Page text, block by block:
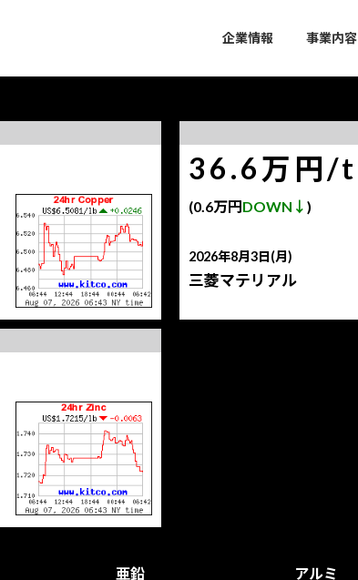
企業情報 事業内容
36.6万円/t
(0.6万円DOWN↓ )
2026年8月3日(月)
三菱マテリアル
亜鉛 アルミ